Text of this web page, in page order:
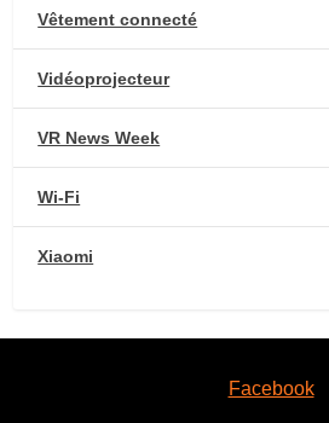
Vêtement connecté
Vidéoprojecteur
VR News Week
Wi-Fi
Xiaomi
Facebook